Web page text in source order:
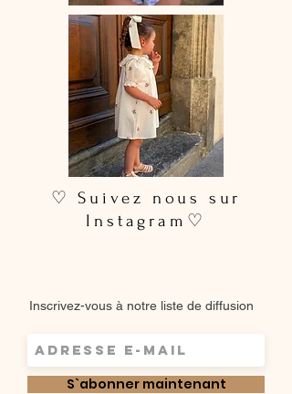
♡ Suivez nous sur
Instagram♡
Inscrivez-vous à notre liste de diffusion
S`abonner maintenant